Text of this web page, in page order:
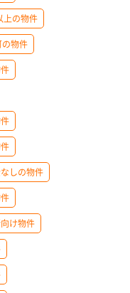
上の物件
物件
しの物件
け物件